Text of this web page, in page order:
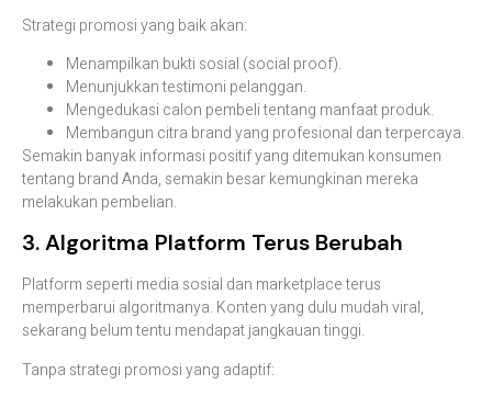
Strategi promosi yang baik akan:
Menampilkan bukti sosial (social proof).
Menunjukkan testimoni pelanggan.
Mengedukasi calon pembeli tentang manfaat produk.
Membangun citra brand yang profesional dan terpercaya.
Semakin banyak informasi positif yang ditemukan konsumen
tentang brand Anda, semakin besar kemungkinan mereka
melakukan pembelian.
3. Algoritma Platform Terus Berubah
Platform seperti media sosial dan marketplace terus
memperbarui algoritmanya. Konten yang dulu mudah viral,
sekarang belum tentu mendapat jangkauan tinggi.
Tanpa strategi promosi yang adaptif: